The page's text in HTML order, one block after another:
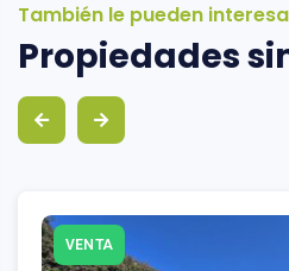
También le pueden
Propiedades
VENTA